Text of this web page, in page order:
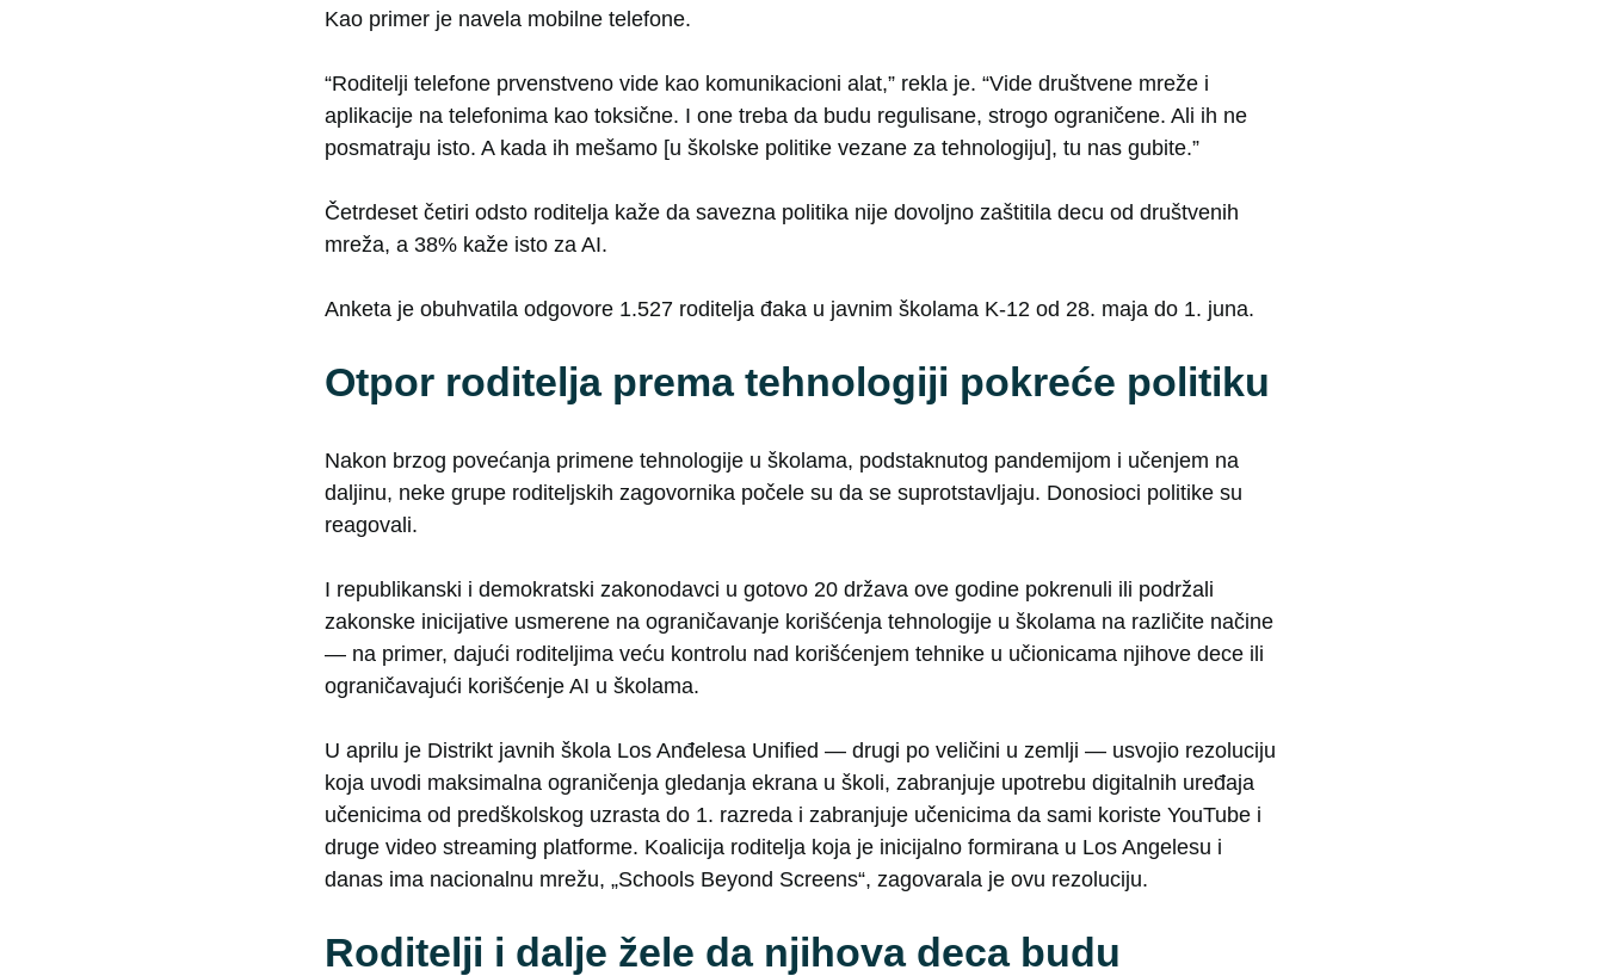
Kao primer je navela mobilne telefone.
“Roditelji telefone prvenstveno vide kao komunikacioni alat,” rekla je. “Vide društvene mreže i
aplikacije na telefonima kao toksične. I one treba da budu regulisane, strogo ograničene. Ali ih ne
posmatraju isto. A kada ih mešamo [u školske politike vezane za tehnologiju], tu nas gubite.”
Četrdeset četiri odsto roditelja kaže da savezna politika nije dovoljno zaštitila decu od društvenih
mreža, a 38% kaže isto za AI.
Anketa je obuhvatila odgovore 1.527 roditelja đaka u javnim školama K-12 od 28. maja do 1. juna.
Otpor roditelja prema tehnologiji pokreće politiku
Nakon brzog povećanja primene tehnologije u školama, podstaknutog pandemijom i učenjem na
daljinu, neke grupe roditeljskih zagovornika počele su da se suprotstavljaju. Donosioci politike su
reagovali.
I republikanski i demokratski zakonodavci u gotovo 20 država ove godine pokrenuli ili podržali
zakonske inicijative usmerene na ograničavanje korišćenja tehnologije u školama na različite načine
— na primer, dajući roditeljima veću kontrolu nad korišćenjem tehnike u učionicama njihove dece ili
ograničavajući korišćenje AI u školama.
U aprilu je Distrikt javnih škola Los Anđelesa Unified — drugi po veličini u zemlji — usvojio rezoluciju
koja uvodi maksimalna ograničenja gledanja ekrana u školi, zabranjuje upotrebu digitalnih uređaja
učenicima od predškolskog uzrasta do 1. razreda i zabranjuje učenicima da sami koriste YouTube i
druge video streaming platforme. Koalicija roditelja koja je inicijalno formirana u Los Angelesu i
danas ima nacionalnu mrežu, „Schools Beyond Screens“, zagovarala je ovu rezoluciju.
Roditelji i dalje žele da njihova deca budu